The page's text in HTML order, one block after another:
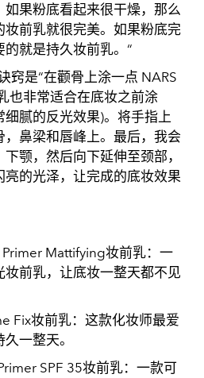
果粉底看起来很干燥，那么
前乳就很完美。如果粉底完
就是持久妆前乳。“
是“在颧骨上涂一点 NARS
也非常适合在底妆之前涂
腻的反光效果)。将手指上
，鼻梁和唇峰上。最后，我会
颚，然后向下延伸至颈部，
的光泽，让完成的底妆效果
Mattifying妆前乳：一
前乳，让底妆一整天都不见
妆前乳：这款化妆师最爱
一整天。
SPF 35妆前乳：一款可